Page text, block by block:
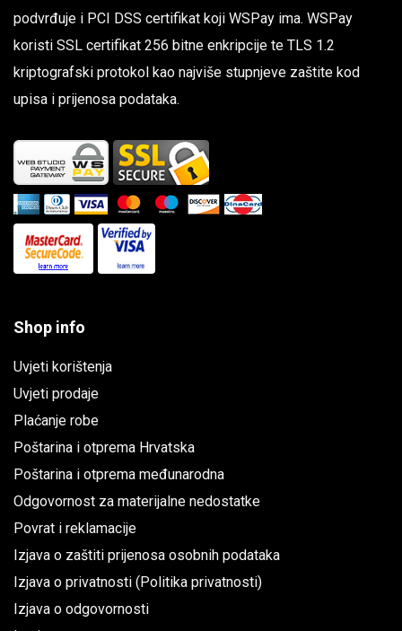
podvrđuje i PCI DSS certifikat koji WSPay ima. WSPay
koristi SSL certifikat 256 bitne enkripcije te TLS 1.2
kriptografski protokol kao najviše stupnjeve zaštite kod
upisa i prijenosa podataka.
Shop info
Uvjeti korištenja
Uvjeti prodaje
Plaćanje robe
Poštarina i otprema Hrvatska
Poštarina i otprema međunarodna
Odgovornost za materijalne nedostatke
Povrat i reklamacije
Izjava o zaštiti prijenosa osobnih podataka
Izjava o privatnosti (Politika privatnosti)
Izjava o odgovornosti